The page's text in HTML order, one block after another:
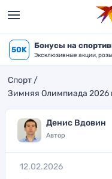
50K Бонусы на
Эксклюзивные акции,
Спорт
Зимняя Олимпиада 2026
Денис Вдовин
Автор
12.02.2026